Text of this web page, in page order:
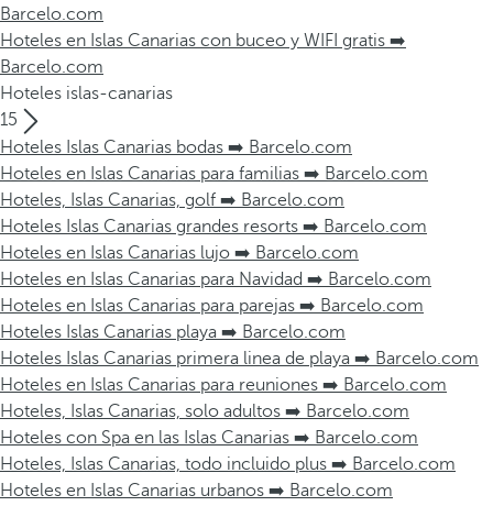
Barcelo.com
Hoteles en Islas Canarias con buceo y WIFI gratis ➡️
Barcelo.com
Hoteles islas-canarias
15
Hoteles Islas Canarias bodas ➡️ Barcelo.com
Hoteles en Islas Canarias para familias ➡️ Barcelo.com
Hoteles, Islas Canarias, golf ➡️ Barcelo.com
Hoteles Islas Canarias grandes resorts ➡️ Barcelo.com
Hoteles en Islas Canarias lujo ➡️ Barcelo.com
Hoteles en Islas Canarias para Navidad ➡️ Barcelo.com
Hoteles en Islas Canarias para parejas ➡️ Barcelo.com
Hoteles Islas Canarias playa ➡️ Barcelo.com
Hoteles Islas Canarias primera linea de playa ➡️ Barcelo.com
Hoteles en Islas Canarias para reuniones ➡️ Barcelo.com
Hoteles, Islas Canarias, solo adultos ➡️ Barcelo.com
Hoteles con Spa en las Islas Canarias ➡️ Barcelo.com
Hoteles, Islas Canarias, todo incluido plus ➡️ Barcelo.com
Hoteles en Islas Canarias urbanos ➡️ Barcelo.com